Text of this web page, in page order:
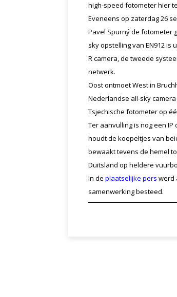
high-speed fotometer hier
Eveneens op zaterdag 26
Pavel Spurný de fotometer
sky opstelling van EN912 is
R camera, de tweede
netwerk.
Oost ontmoet West in
Nederlandse all-sky
Tsjechische fotometer op
Ter aanvulling is nog een IP
houdt de koepeltjes van
bewaakt tevens de hemel
Duitsland op heldere
In de plaatselijke pers werd
samenwerking besteed.